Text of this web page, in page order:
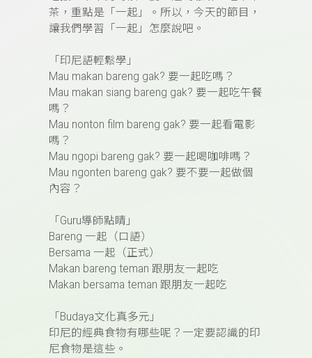
茶，重點是「一起」。所以，今天的節目，
讓我們學習「一起」怎麼說吧。
「印尼語輕鬆學」
Mau makan bareng gak? 要一起吃嗎？
Mau makan siang bareng gak? 要一起吃午餐
嗎？
Mau nonton film bareng gak? 要一起看電影
嗎？
Mau ngopi bareng gak? 要一起喝咖啡嗎？
Mau ngonten bareng gak? 要不要一起做個
內容？
「 Guru導師點睛」
Bareng 一起（口語）
Bersama 一起（正式）
Makan bareng teman 跟朋友一起吃
Makan bersama teman 跟朋友一起吃
「 Budaya文化真多元」
印尼的經典食物有哪些呢？一定要認識的印
尼食物是這些。